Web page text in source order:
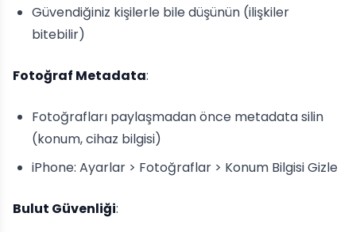
Güvendiğiniz kişilerle bile düşünün (ilişkiler
bitebilir)
Fotoğraf Metadata:
Fotoğrafları paylaşmadan önce metadata silin
(konum, cihaz bilgisi)
iPhone: Ayarlar > Fotoğraflar > Konum Bilgisi Gizle
Bulut Güvenliği: